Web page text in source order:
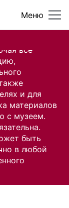
все
и для
материалов
с музеем.
быть
в любой
Меню